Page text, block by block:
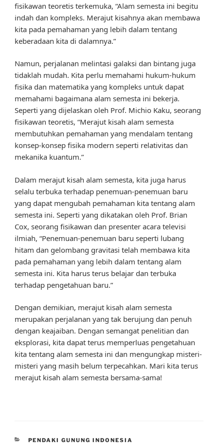
fisikawan teoretis terkemuka, “Alam semesta ini begitu
indah dan kompleks. Merajut kisahnya akan membawa
kita pada pemahaman yang lebih dalam tentang
keberadaan kita di dalamnya.”
Namun, perjalanan melintasi galaksi dan bintang juga
tidaklah mudah. Kita perlu memahami hukum-hukum
fisika dan matematika yang kompleks untuk dapat
memahami bagaimana alam semesta ini bekerja.
Seperti yang dijelaskan oleh Prof. Michio Kaku, seorang
fisikawan teoretis, “Merajut kisah alam semesta
membutuhkan pemahaman yang mendalam tentang
konsep-konsep fisika modern seperti relativitas dan
mekanika kuantum.”
Dalam merajut kisah alam semesta, kita juga harus
selalu terbuka terhadap penemuan-penemuan baru
yang dapat mengubah pemahaman kita tentang alam
semesta ini. Seperti yang dikatakan oleh Prof. Brian
Cox, seorang fisikawan dan presenter acara televisi
ilmiah, “Penemuan-penemuan baru seperti lubang
hitam dan gelombang gravitasi telah membawa kita
pada pemahaman yang lebih dalam tentang alam
semesta ini. Kita harus terus belajar dan terbuka
terhadap pengetahuan baru.”
Dengan demikian, merajut kisah alam semesta
merupakan perjalanan yang tak berujung dan penuh
dengan keajaiban. Dengan semangat penelitian dan
eksplorasi, kita dapat terus memperluas pengetahuan
kita tentang alam semesta ini dan mengungkap misteri-
misteri yang masih belum terpecahkan. Mari kita terus
merajut kisah alam semesta bersama-sama!
CATEGORIES
PENDAKI GUNUNG INDONESIA